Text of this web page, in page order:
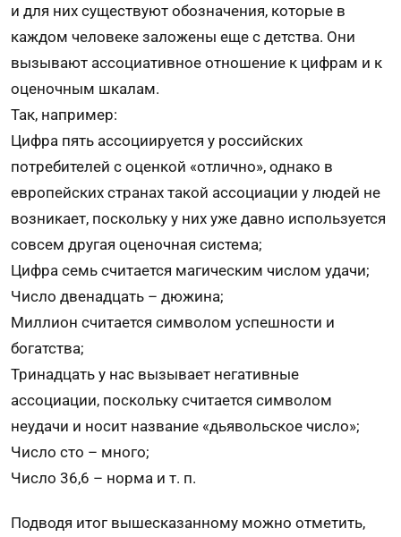
и для них существуют обозначения, которые в
каждом человеке заложены еще с детства. Они
вызывают ассоциативное отношение к цифрам и к
оценочным шкалам.
Так, например:
Цифра пять ассоциируется у российских
потребителей с оценкой «отлично», однако в
европейских странах такой ассоциации у людей не
возникает, поскольку у них уже давно используется
совсем другая оценочная система;
Цифра семь считается магическим числом удачи;
Число двенадцать – дюжина;
Миллион считается символом успешности и
богатства;
Тринадцать у нас вызывает негативные
ассоциации, поскольку считается символом
неудачи и носит название «дьявольское число»;
Число сто – много;
Число 36,6 – норма и т. п.
Подводя итог вышесказанному можно отметить,